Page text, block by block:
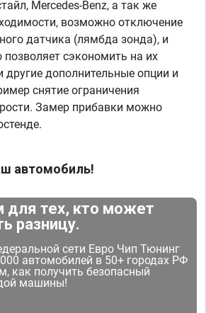
Mercedes-Benz, а так же
возможно отключение
датчика (лямбда зонда), и
сэкономить на их
другие дополнительные опции и
снятие ограничения
Замер прибавки можно
автомобиль!
тех, кто может
разницу.
сети Евро Чип Тюнинг
автомобилей в 50+ городах РФ
как получить безопасный
машины!